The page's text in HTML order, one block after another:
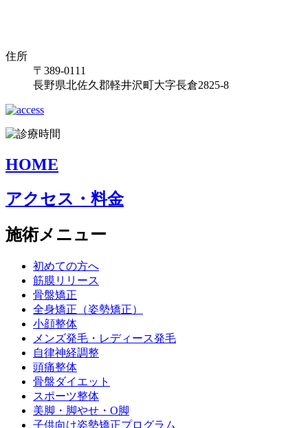
住所
〒389-0111
長野県北佐久郡軽井沢町大字長倉2825-8
HOME
アクセス・料金
施術メニュー
初めての方へ
筋膜リリース
骨盤矯正
全身矯正（姿勢矯正）
小顔整体
メンズ発毛・レディース発毛
自律神経調整
頭痛整体
骨盤ダイエット
スポーツ整体
美脚・脚やせ・O脚
子供向け姿勢矯正プログラム